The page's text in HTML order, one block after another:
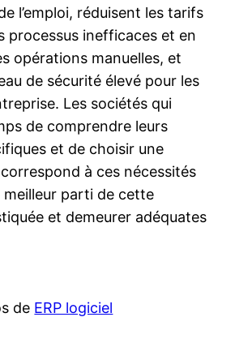
l’emploi, réduisent les tarifs
processus inefficaces et en
opérations manuelles, et
de sécurité élevé pour les
Les sociétés qui
de comprendre leurs
et de choisir une
à ces nécessités
parti de cette
et demeurer adéquates
de ERP logiciel